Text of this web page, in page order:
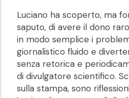
Luciano ha scoperto, ma
saputo, di avere il dono
in modo semplice i
giornalistico fluido e
senza retorica e
di divulgatore scientifico.
sulla stampa, sono